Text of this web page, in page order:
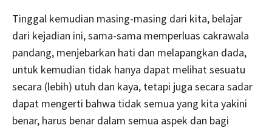
Tinggal kemudian masing-masing dari kita, belajar
dari kejadian ini, sama-sama memperluas cakrawala
pandang, menjebarkan hati dan melapangkan dada,
untuk kemudian tidak hanya dapat melihat sesuatu
secara (lebih) utuh dan kaya, tetapi juga secara sadar
dapat mengerti bahwa tidak semua yang kita yakini
benar, harus benar dalam semua aspek dan bagi